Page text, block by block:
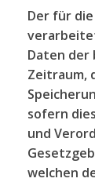
Der für
Daten der
Zeitraum,
sofern
und
welchen